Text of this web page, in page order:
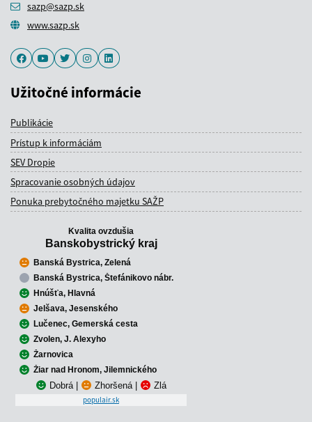
sazp@sazp.sk
www.sazp.sk
FacebookYoutubeTwitterInstagramLinkedIn
Užitočné informácie
Publikácie
Prístup k informáciám
SEV Dropie
Spracovanie osobných údajov
Ponuka prebytočného majetku SAŽP
Kvalita ovzdušia
Banskobystrický kraj
Banská Bystrica, Zelená
Banská Bystrica, Štefánikovo nábr.
Hnúšťa, Hlavná
Jelšava, Jesenského
Lučenec, Gemerská cesta
Zvolen, J. Alexyho
Žarnovica
Žiar nad Hronom, Jilemnického
Dobrá Zhoršená Zlá
populair.sk